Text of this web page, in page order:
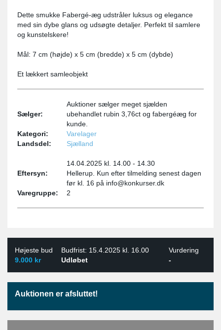
Dette smukke Fabergé-æg udstråler luksus og elegance
med sin dybe glans og udsøgte detaljer. Perfekt til samlere
og kunstelskere!
Mål: 7 cm (højde) x 5 cm (bredde) x 5 cm (dybde)
Et lækkert samleobjekt
Sælger:
Auktioner sælger meget sjælden
ubehandlet rubin 3,76ct og fabergéæg for
kunde.
Kategori:
Varelager
Landsdel:
Sjælland
Eftersyn:
14.04.2025 kl. 14.00 - 14.30
Hellerup. Kun efter tilmelding senest dagen
før kl. 16 på info@konkurser.dk
Varegruppe:
2
Højeste bud Budfrist: 15.4.2025 kl. 16.00
Vurdering
9.000 kr
Udløbet -
Auktionen er afsluttet!